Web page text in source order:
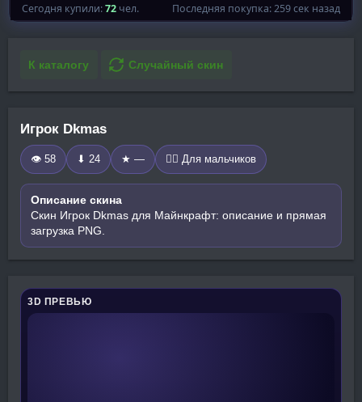
К каталогу Случайный скин
Игрок Dkmas
👁 58 ⬇ 24 ★ — 🧍‍♂️ Для мальчиков
Описание скина
Скин Игрок Dkmas для Майнкрафт: описание и прямая
загрузка PNG.
3D ПРЕВЬЮ